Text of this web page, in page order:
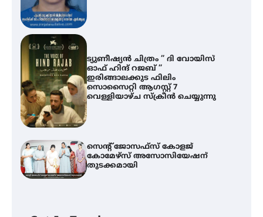
ട്യുണീഷ്യൻ ചിത്രം ” ദി വോയിസ്
ഓഫ് ഹിന്ദ് റജബ് ”
ഇരിങ്ങാലക്കുട ഫിലിം
സൊസൈറ്റി ആഗസ്റ്റ് 7
വെള്ളിയാഴ്ച സ്‌ക്രീൻ ചെയ്യുന്നു
സെന്റ് ജോസഫ്സ് കോളജ്
കോമേഴ്‌സ് അസോസിയേഷന്
തുടക്കമായി